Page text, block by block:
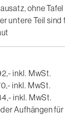
ohne Tafel
untere Teil sind
inkl. MwSt.
inkl. MwSt.
inkl. MwSt.
Aufhängen